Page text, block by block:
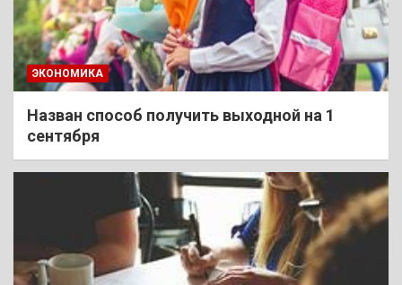
ЭКОНОМИКА
Назван способ получить выходной на 1
сентября